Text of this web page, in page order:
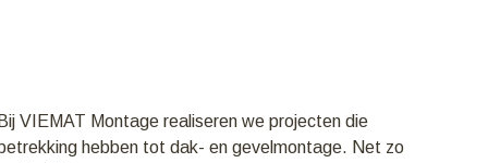
Bij VIEMAT Montage realiseren we projecten die
betrekking hebben tot dak- en gevelmontage. Net zo